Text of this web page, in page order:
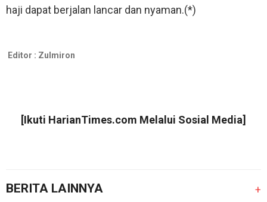
haji dapat berjalan lancar dan nyaman.(*)
Editor : Zulmiron
[Ikuti HarianTimes.com Melalui Sosial Media]
BERITA LAINNYA +